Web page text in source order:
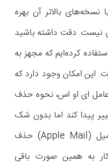
عامل آی او اس 9 یا نسخه‌های بالاتر آن بهره
نیست. دقت داشته باشید
کرده‌ایم که مجهز به
عامل آی او اس 9 است. این امکان وجود دارد که
ای او اس، نحوه حذف
پیدا کند اما بدون شک
این قابلیت از برنامه اپل میل (Apple Mail) حذف
به همین صورت باقی